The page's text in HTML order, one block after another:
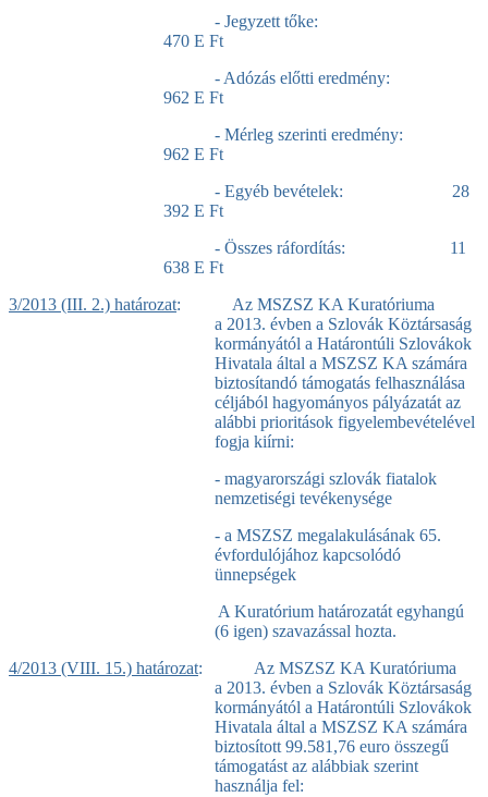
- Jegyzett tőke:
470 E Ft
- Adózás előtti eredmény:
962 E Ft
- Mérleg szerinti eredmény:
962 E Ft
- Egyéb bevételek: 28
392 E Ft
- Összes ráfordítás: 11
638 E Ft
3/2013 (III. 2.) határozat: Az MSZSZ KA Kuratóriuma
a 2013. évben a Szlovák Köztársaság
kormányától a Határontúli Szlovákok
Hivatala által a MSZSZ KA számára
biztosítandó támogatás felhasználása
céljából hagyományos pályázatát az
alábbi prioritások figyelembevételével
fogja kiírni:
- magyarországi szlovák fiatalok
nemzetiségi tevékenysége
- a MSZSZ megalakulásának 65.
évfordulójához kapcsolódó
ünnepségek
A Kuratórium határozatát egyhangú
(6 igen) szavazással hozta.
4/2013 (VIII. 15.) határozat: Az MSZSZ KA Kuratóriuma
a 2013. évben a Szlovák Köztársaság
kormányától a Határontúli Szlovákok
Hivatala által a MSZSZ KA számára
biztosított 99.581,76 euro összegű
támogatást az alábbiak szerint
használja fel: